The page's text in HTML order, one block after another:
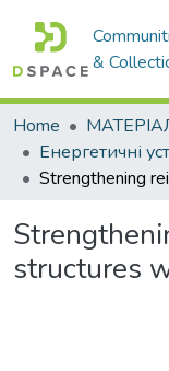
&
Home
structures